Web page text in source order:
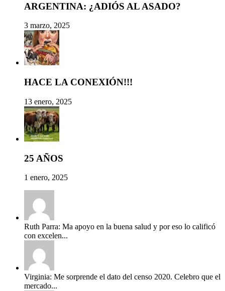
ARGENTINA: ¿ADIÓS AL ASADO?
3 marzo, 2025
HACE LA CONEXIÓN!!!
13 enero, 2025
25 AÑOS
1 enero, 2025
Ruth Parra: Ma apoyo en la buena salud y por eso lo calificó
con excelen...
Virginia: Me sorprende el dato del censo 2020. Celebro que el
mercado...